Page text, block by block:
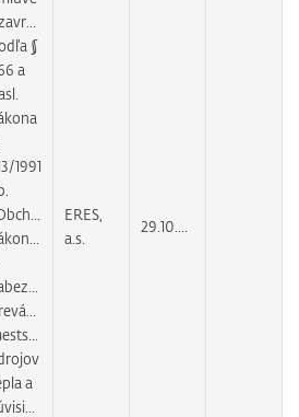
§
a
1991
a
ERES,
a.s.